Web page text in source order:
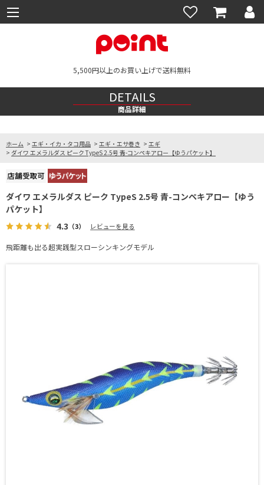
5,500円以上のお買い上げで送料無料
DETAILS
商品詳細
ホーム > エギ・イカ・タコ用品 > エギ・エサ巻き > エギ
> ダイワ エメラルダス ピーク TypeS 2.5号 青-コンペキアロー【ゆうパケット】
ダイワ エメラルダス ピーク TypeS 2.5号 青-コンペキアロー【ゆう
パケット】
4.3 （3） レビューを見る
飛距離も出る超実践型スローシンキングモデル